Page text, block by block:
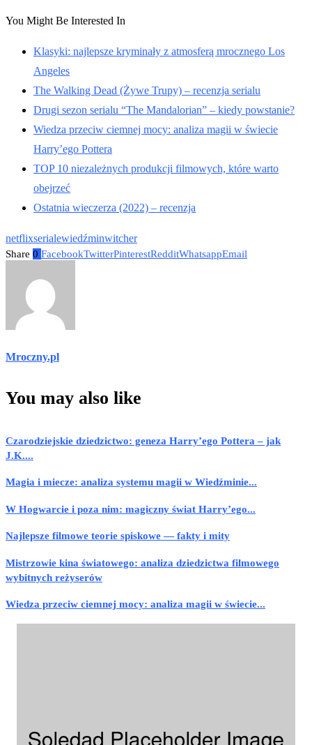
You Might Be Interested In
Klasyki: najlepsze kryminały z atmosferą mrocznego Los
Angeles
The Walking Dead (Żywe Trupy) – recenzja serialu
Drugi sezon serialu “The Mandalorian” – kiedy powstanie?
Wiedza przeciw ciemnej mocy: analiza magii w świecie
Harry’ego Pottera
TOP 10 niezależnych produkcji filmowych, które warto
obejrzeć
Ostatnia wieczerza (2022) – recenzja
netflixserialewiedźminwitcher
Share 0 FacebookTwitterPinterestRedditWhatsappEmail
Mroczny.pl
You may also like
Czarodziejskie dziedzictwo: geneza Harry’ego Pottera – jak
J.K....
Magia i miecze: analiza systemu magii w Wiedźminie...
W Hogwarcie i poza nim: magiczny świat Harry’ego...
Najlepsze filmowe teorie spiskowe — fakty i mity
Mistrzowie kina światowego: analiza dziedzictwa filmowego
wybitnych reżyserów
Wiedza przeciw ciemnej mocy: analiza magii w świecie...